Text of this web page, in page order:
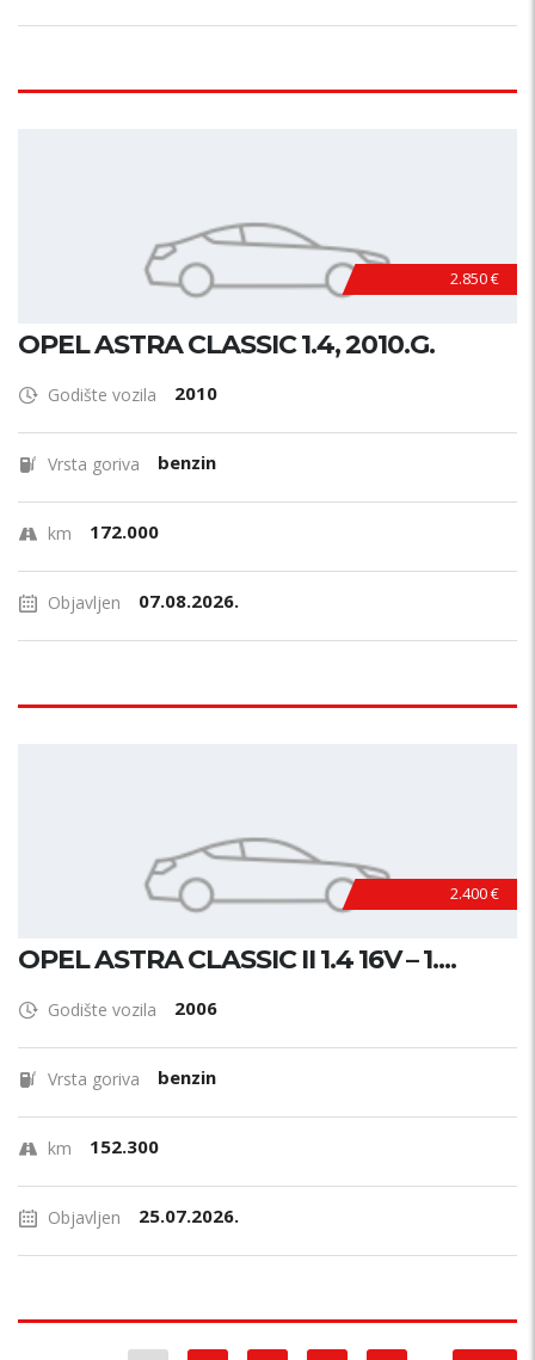
2.850 €
OPEL ASTRA CLASSIC 1.4, 2010.G.
Godište vozila 2010
Vrsta goriva benzin
km 172.000
Objavljen 07.08.2026.
2.400 €
OPEL ASTRA CLASSIC II 1.4 16V – 1....
Godište vozila 2006
Vrsta goriva benzin
km 152.300
Objavljen 25.07.2026.